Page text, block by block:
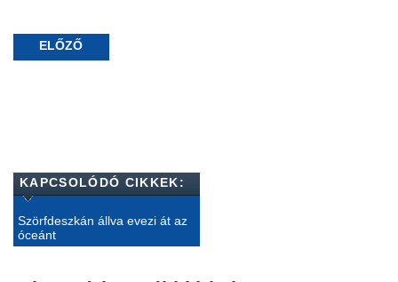
ELŐZŐ
KAPCSOLÓDÓ CIKKEK:
Szörfdeszkán állva evezi át az
óceánt